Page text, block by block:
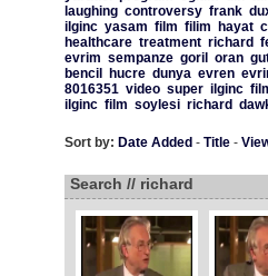
laughing controversy frank
ilginc yasam film filim hayat
healthcare treatment richard
evrim sempanze goril oran
bencil
hucre dunya evren
8016351 video super ilginc
ilginc film soylesi richard
Sort by: Date Added - Title-
Search // richard